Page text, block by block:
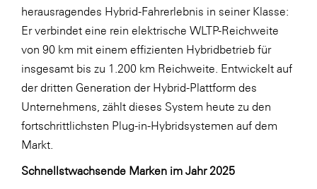
herausragendes Hybrid-Fahrerlebnis in seiner Klasse:
Er verbindet eine rein elektrische WLTP-Reichweite
von 90 km mit einem effizienten Hybridbetrieb für
insgesamt bis zu 1.200 km Reichweite. Entwickelt auf
der dritten Generation der Hybrid-Plattform des
Unternehmens, zählt dieses System heute zu den
fortschrittlichsten Plug-in-Hybridsystemen auf dem
Markt.
Schnellstwachsende Marken im Jahr 2025